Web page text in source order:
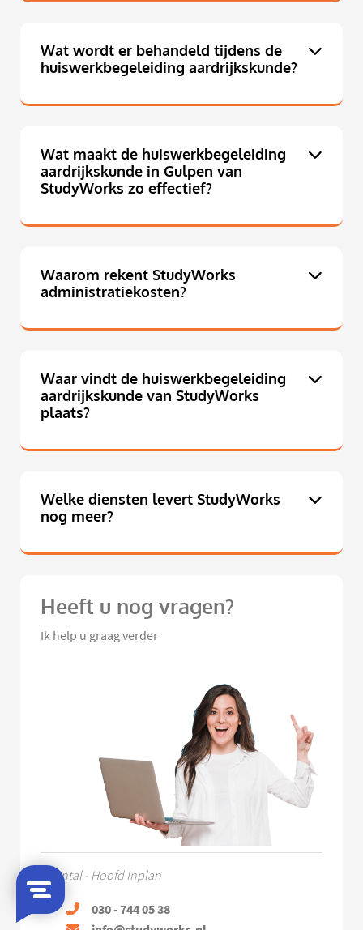
Wat wordt er behandeld tijdens de
huiswerkbegeleiding aardrijkskunde?
Wat maakt de huiswerkbegeleiding
aardrijkskunde in Gulpen van
StudyWorks zo effectief?
Waarom rekent StudyWorks
administratiekosten?
Waar vindt de huiswerkbegeleiding
aardrijkskunde van StudyWorks
plaats?
Welke diensten levert StudyWorks
nog meer?
Heeft u nog vragen?
Ik help u graag verder
Chantal - Hoofd Inplan
030 - 744 05 38